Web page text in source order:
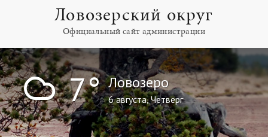
Ловозерский округ
Официальный сайт администрации
! 7° Ловозеро
6 августа, Четверг